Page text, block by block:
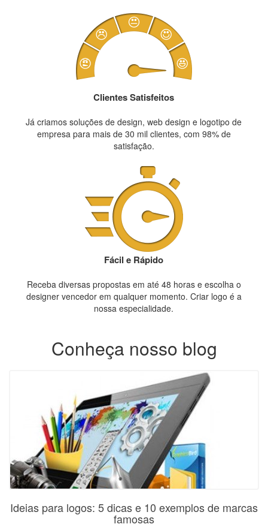
Clientes Satisfeitos
Já criamos soluções de design, web design e logotipo de
empresa para mais de 30 mil clientes, com 98% de
satisfação.
Fácil e Rápido
Receba diversas propostas em até 48 horas e escolha o
designer vencedor em qualquer momento. Criar logo é a
nossa especialidade.
Conheça nosso blog
Ideias para logos: 5 dicas e 10 exemplos de marcas
famosas